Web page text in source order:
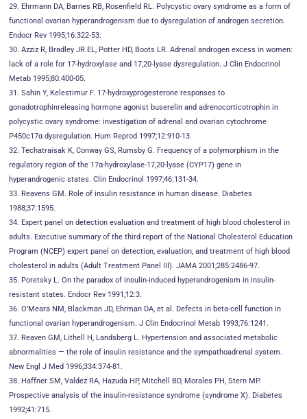
29. Ehrmann DA, Barnes RB, Rosenfield RL. Polycystic ovary syndrome as a form of
functional ovarian hyperandrogenism due to dysregulation of androgen secretion.
Endocr Rev 1995;16:322-53.
30. Azziz R, Bradley JR EL, Potter HD, Boots LR. Adrenal androgen excess in women:
lack of a role for 17-hydroxylase and 17,20-lyase dysregulation. J Clin Endocrinol
Metab 1995;80:400-05.
31. Sahin Y, Kelestimur F. 17-hydroxyprogesterone responses to
gonadotrophinreleasing hormone agonist buserelin and adrenocorticotrophin in
polycystic ovary syndrome: investigation of adrenal and ovarian cytochrome
P450c17α dysregulation. Hum Reprod 1997;12:910-13.
32. Techatraisak K, Conway GS, Rumsby G. Frequency of a polymorphism in the
regulatory region of the 17α-hydroxylase-17,20-lyase (CYP17) gene in
hyperandrogenic states. Clin Endocrinol 1997;46:131-34.
33. Reavens GM. Role of insulin resistance in human disease. Diabetes
1988;37:1595.
34. Expert panel on detection evaluation and treatment of high blood cholesterol in
adults. Executive summary of the third report of the National Cholesterol Education
Program (NCEP) expert panel on detection, evaluation, and treatment of high blood
cholesterol in adults (Adult Treatment Panel III). JAMA 2001;285:2486-97.
35. Poretsky L. On the paradox of insulin-induced hyperandrogenism in insulin-
resistant states. Endocr Rev 1991;12:3.
36. O’Meara NM, Blackman JD, Ehrman DA, et al. Defects in beta-cell function in
functional ovarian hyperandrogenism. J Clin Endocrinol Metab 1993;76:1241.
37. Reaven GM, Lithell H, Landsberg L. Hypertension and associated metabolic
abnormalities — the role of insulin resistance and the sympathoadrenal system.
New Engl J Med 1996;334:374-81.
38. Haffner SM, Valdez RA, Hazuda HP, Mitchell BD, Morales PH, Stern MP.
Prospective analysis of the insulin-resistance syndrome (syndrome X). Diabetes
1992;41:715.